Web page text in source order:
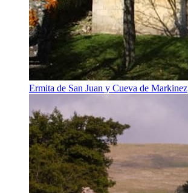
Ermita de San Juan y Cueva de Markinez